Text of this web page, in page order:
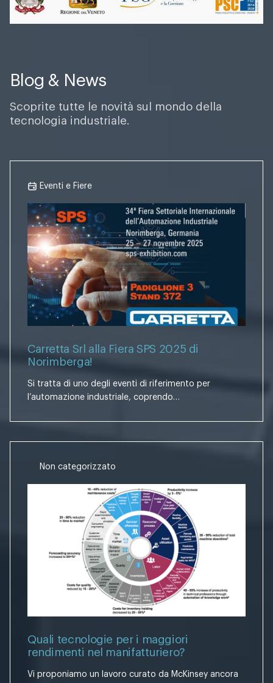
Blog & News
Scoprite tutte le novità sul mondo della
tecnologia industriale.
Eventi e Fiere
Carretta Srl alla Fiera SPS 2025 di
Norimberga!
Si tratta di uno degli eventi di riferimento per
l’automazione industriale, coprendo…
Non categorizzato
Quali tecnologie per i maggiori
rendimenti nel manifatturiero?
Vi proponiamo un lavoro curato da McKinsey ancora